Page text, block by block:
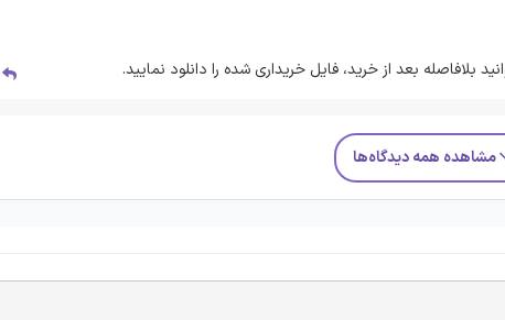
بلافاصله بعد از خرید، فایل خریداری شده را دانلود نمایید.
مشاهده همه دیدگاه‌ها